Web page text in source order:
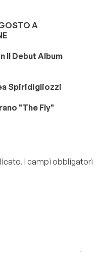
A
Il Debut Album
Spiridigliozzi
"The Fly"
I campi obbligatori